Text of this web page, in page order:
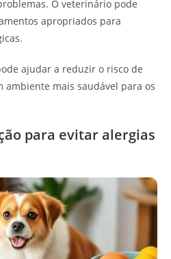
O veterinário pode
apropriados para
ajudar a reduzir o risco de
mais saudável para os
para evitar alergias